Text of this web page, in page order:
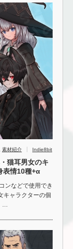
素材紹介 Indie8bit
猫耳男女のキ
表情10種+α
ンなどで使用でき
キャラクターの個
…